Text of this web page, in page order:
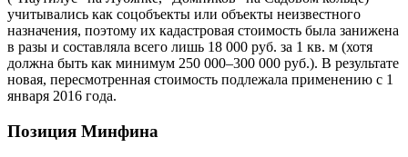
учитывались как соцобъекты или объекты неизвестного
назначения, поэтому их кадастровая стоимость была занижена
в разы и составляла всего лишь 18 000 руб. за 1 кв. м (хотя
должна быть как минимум 250 000–300 000 руб.). В результате
новая, пересмотренная стоимость подлежала применению с 1
января 2016 года.
Позиция Минфина